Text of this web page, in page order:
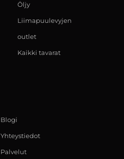
Öljy
Liimapuulevyjen
outlet
Kaikki tavarat
Blogi
Yhteystiedot
Palvelut